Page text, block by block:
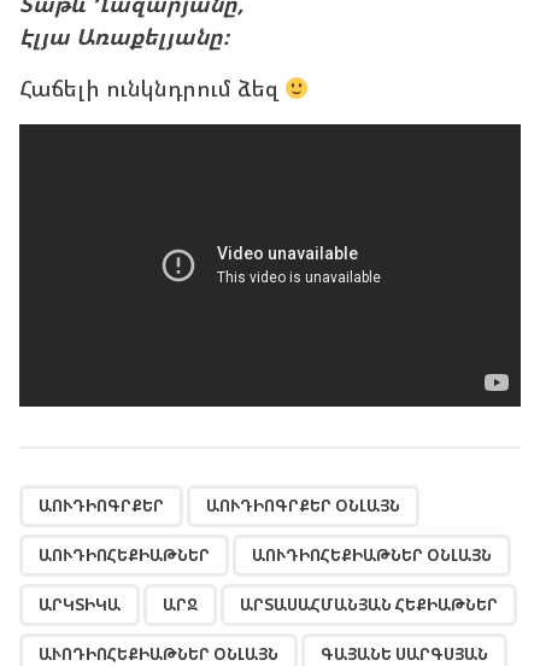
Էլյա Առաքելյանը։
Հաճելի ունկնդրում ձեզ
ԱՈՒԴԻՈԳՐՔԵՐ ԱՈՒԴԻՈԳՐՔԵՐ ՕՆԼԱՅՆ
ԱՈՒԴԻՈՀԵՔԻԱԹՆԵՐ ԱՈՒԴԻՈՀԵՔԻԱԹՆԵՐ ՕՆԼԱՅՆ
ԱՐԿՏԻԿԱ ԱՐՋ ԱՐՏԱՍԱՀՄԱՆՅԱՆ ՀԵՔԻԱԹՆԵՐ
ԱՒՈԴԻՈՀԵՔԻԱԹՆԵՐ ՕՆԼԱՅՆ ԳԱՅԱՆԵ ՍԱՐԳՍՅԱՆ